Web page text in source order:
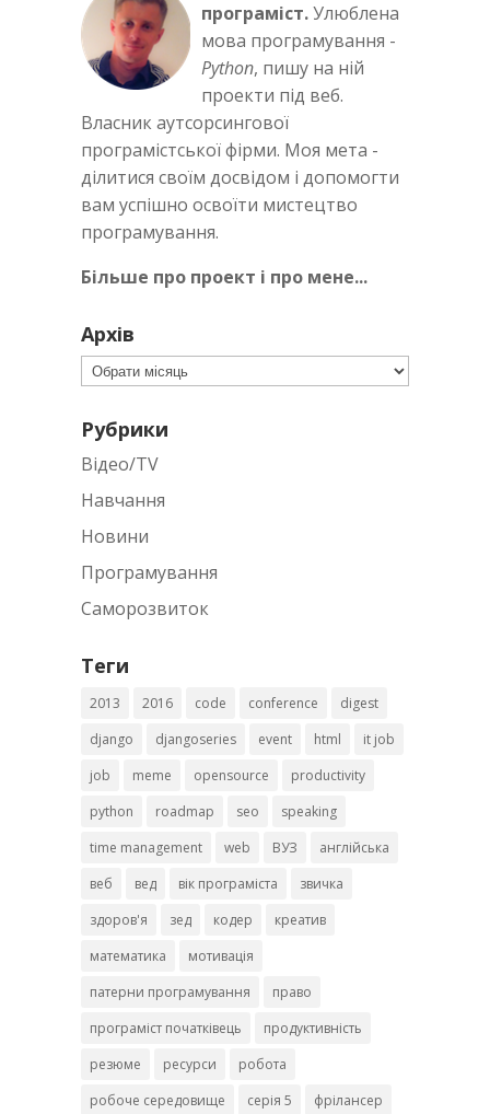
програміст.Улюблена
мова програмування -
Python, пишу на ній
проекти під веб.
Власник аутсорсингової
програмістської фірми. Моя мета -
ділитися своїм досвідом і допомогти
вам успішно освоїти мистецтво
програмування.
Більше про проект і про мене...
Архів
Архів
Рубрики
Відео/TV
Навчання
Новини
Програмування
Саморозвиток
Теги
2013 2016 code conference
digest
django
djangoseries event html
it job
job
meme opensource
productivity
python
roadmap seo
speaking
time management
web ВУЗ
англійська
веб
вед вік програміста
звичка
здоров'я
зед кодер
креатив
математика
мотивація
патерни програмування
право
програміст початківець
продуктивність
резюме
ресурси
робота
робоче середовище
серія 5 фрілансер